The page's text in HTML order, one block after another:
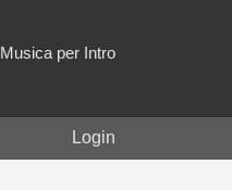
Musica per Intro
Login